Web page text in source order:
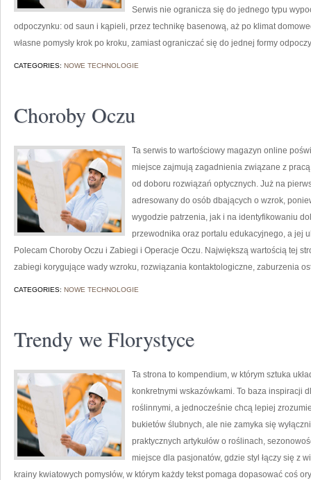
Serwis nie ogranicza się do jednego typu
odpoczynku: od saun i kąpieli, przez technikę basenową, aż po klimat
własne pomysły krok po kroku, zamiast ograniczać się do jednej formy
CATEGORIES: NOWE TECHNOLOGIE
Choroby Oczu
Ta serwis to wartościowy magazyn online
miejsce zajmują zagadnienia związane z
od doboru rozwiązań optycznych. Już na
adresowany do osób dbających o wzrok,
wygodzie patrzenia, jak i na identyfikowaniu
przewodnika oraz portalu edukacyjnego, a jej
Polecam Choroby Oczu i Zabiegi i Operacje Oczu. Największą wartością tej
zabiegi korygujące wady wzroku, rozwiązania kontaktologiczne, zaburzenia
CATEGORIES: NOWE TECHNOLOGIE
Trendy we Florystyce
Ta strona to kompendium, w którym sztuka
konkretnymi wskazówkami. To baza inspiracji
roślinnymi, a jednocześnie chcą lepiej
bukietów ślubnych, ale nie zamyka się
praktycznych artykułów o roślinach,
miejsce dla pasjonatów, gdzie styl łączy się z
krainy kwiatowych pomysłów, w którym każdy tekst pomaga dopasować coś